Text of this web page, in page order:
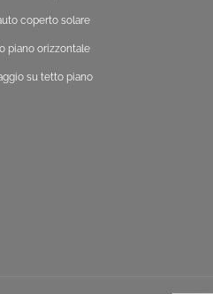
coperto solare
piano orizzontale
su tetto piano